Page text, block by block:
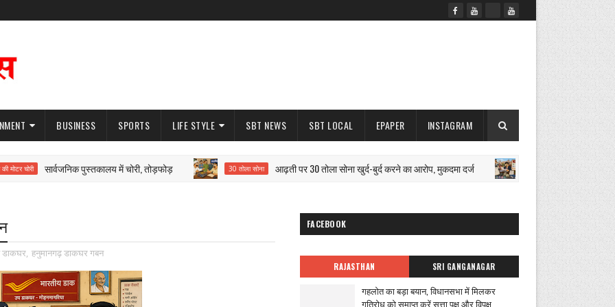
BUSINESS SPORTS LIFE STYLE SBT NEWS SBT LOCAL EPAPER INSTAGRAM
चोरी सार्वजनिक पुस्तकालय में चोरी, तोड़फोड़ 30 तोला सोना आढ़ती पर 30 तोला सोना खुर्द-बुर्द करने का आरोप, मुकदमा दर्ज चुनाव खर्च सीमा नगर परिषद
डाकघर, हनुमानगढ़ डाकघर गबन
FACEBOOK
RAJASTHAN SRI GANGANAGAR
गहलोत का बड़ा बयान, विधानसभा में मिलकर
गतिरोध को समाप्त करें सत्ता पक्ष और विपक्ष